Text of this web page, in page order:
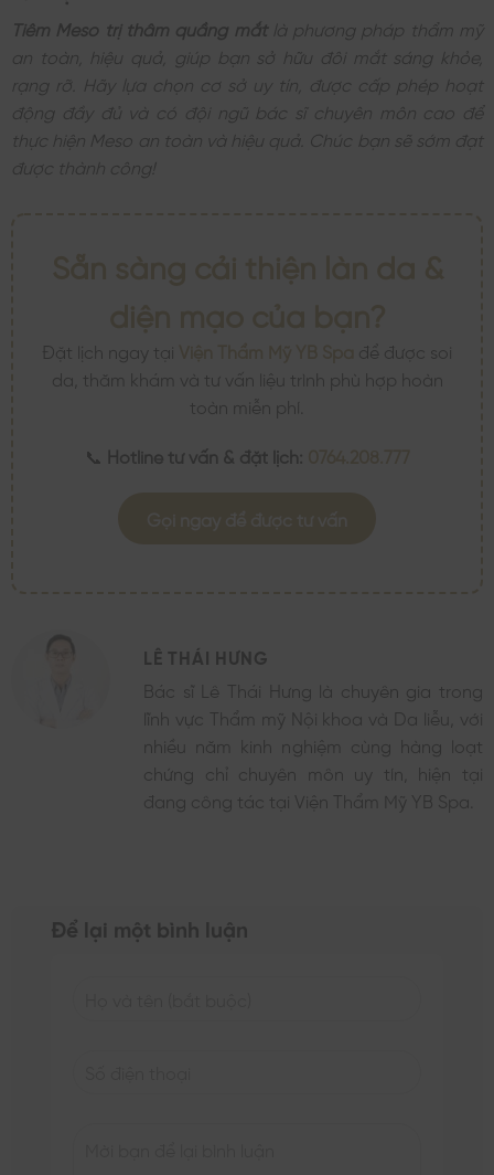
Tiêm Meso trị thâm quầng mắtlà phương pháp thẩm mỹ
an toàn, hiệu quả, giúp bạn sở hữu đôi mắt sáng khỏe,
rạng rỡ. Hãy lựa chọn cơ sở uy tín, được cấp phép hoạt
động đầy đủ và có đội ngũ bác sĩ chuyên môn cao để
thực hiện Meso an toàn và hiệu quả. Chúc bạn sẽ sớm đạt
được thành công!
Đặt lịch ngay tại
để được soi
da, thăm khám và tư vấn liệu trình phù hợp hoàn
toàn miễn phí.
📞 Hotline tư vấn & đặt lịch:
LÊ THÁI HƯNG
Bác sĩ Lê Thái Hưng là chuyên gia trong
lĩnh vực Thẩm mỹ Nội khoa và Da liễu, với
nhiều năm kinh nghiệm cùng hàng loạt
chứng chỉ chuyên môn uy tín, hiện tại
đang công tác tại Viện Thẩm Mỹ YB Spa.
Để lại một bình luận